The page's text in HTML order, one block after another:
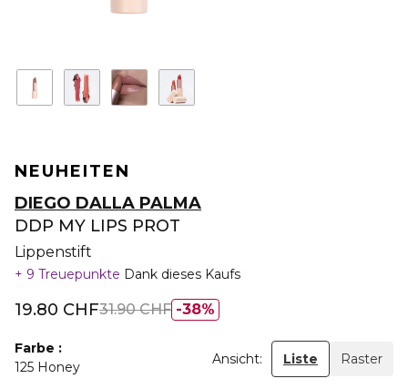
NEUHEITEN
DIEGO DALLA PALMA
DDP MY LIPS PROT
Lippenstift
9 Treuepunkte Dank dieses Kaufs
38%
19.80 CHF31.90 CHF
Farbe
125 Honey
Ansicht: Liste Raster